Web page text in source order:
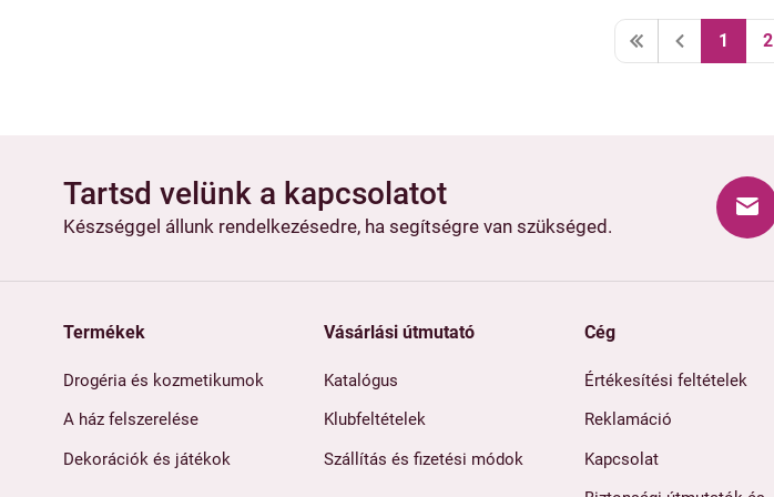
1 2
Tartsd velünk a kapcsolatot
Készséggel állunk rendelkezésedre, ha segítségre van szükséged.
Termékek
Drogéria és kozmetikumok
A ház felszerelése
Dekorációk és játékok
Vásárlási útmutató
Katalógus
Klubfeltételek
Szállítás és fizetési módok
Cég
Értékesítési feltételek
Reklamáció
Kapcsolat